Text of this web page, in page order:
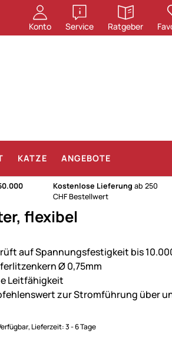
Konto Service
öffnen
Ratgeber
öffnen
KATZE ANGEBOTE
Kostenlose Lieferung ab 250
CHF Bestellwert
flexibel
auf Spannungsfestigkeit bis
Ø 0,75mm
Leitfähigkeit
zur Stromführung über
, Lieferzeit:3 - 6 Tage